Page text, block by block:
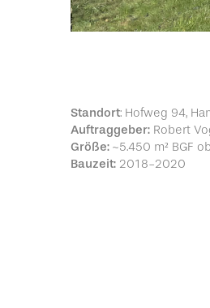
Standort: Hofweg 94,
Auftraggeber: Robert
Größe: ~5.450 m² BGF
Bauzeit: 2018-2020